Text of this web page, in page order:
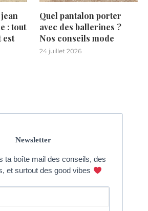
: tout
est
Quel pantalon porter
avec des ballerines ?
Nos conseils mode
24 juillet 2026
Newsletter
ta boîte mail des conseils, des
et surtout des good vibes